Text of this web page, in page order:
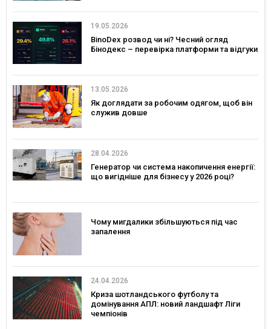
19.05.2026
BinoDex розвод чи ні? Чесний огляд
Бінодекс – перевірка платформи та відгуки
13.05.2026
Як доглядати за робочим одягом, щоб він
служив довше
28.04.2026
Генератор чи система накопичення енергії:
що вигідніше для бізнесу у 2026 році?
Чому мигдалики збільшуються під час
запалення
24.04.2026
Криза шотландського футболу та
домінування АПЛ: новий ландшафт Ліги
чемпіонів